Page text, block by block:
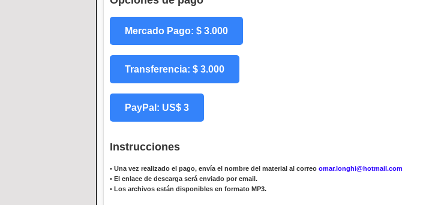
Mercado Pago: $ 3.000
Transferencia: $ 3.000
PayPal: US$ 3
Instrucciones
• Una vez realizado el pago, envía el nombre del material al correo omar.longhi@hotmail.com
• El enlace de descarga será enviado por email.
• Los archivos están disponibles en formato MP3.